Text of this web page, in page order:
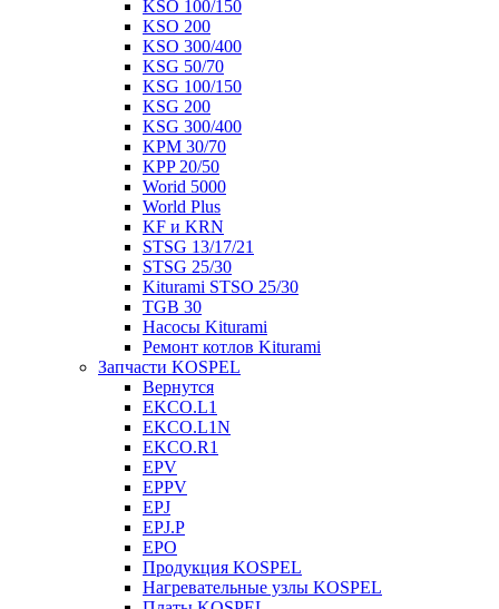
KSO 100/150
KSO 200
KSO 300/400
KSG 50/70
KSG 100/150
KSG 200
KSG 300/400
KPM 30/70
KPP 20/50
Worid 5000
World Plus
KF и KRN
STSG 13/17/21
STSG 25/30
Kiturami STSO 25/30
TGB 30
Насосы Kiturami
Ремонт котлов Kiturami
Запчасти KOSPEL
Вернутся
EKCO.L1
EKCO.L1N
EKCO.R1
EPV
EPPV
EPJ
EPJ.P
EPO
Продукция KOSPEL
Нагревательные узлы KOSPEL